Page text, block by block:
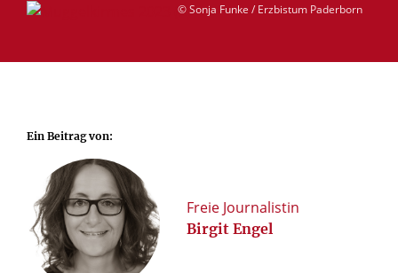
© Sonja Funke / Erzbistum Paderborn
Ein Beitrag von:
Freie Journalistin
Birgit Engel